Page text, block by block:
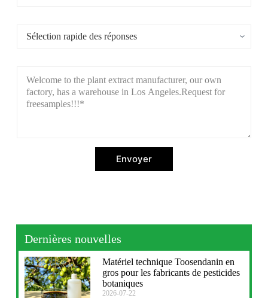
Envoyer
Dernières nouvelles
Matériel technique Toosendanin en
gros pour les fabricants de pesticides
botaniques
2026-07-22